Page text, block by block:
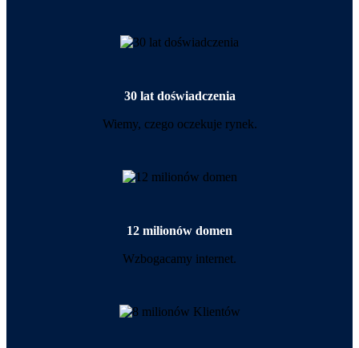
30 lat doświadczenia
Wiemy, czego oczekuje rynek.
12 milionów domen
Wzbogacamy internet.